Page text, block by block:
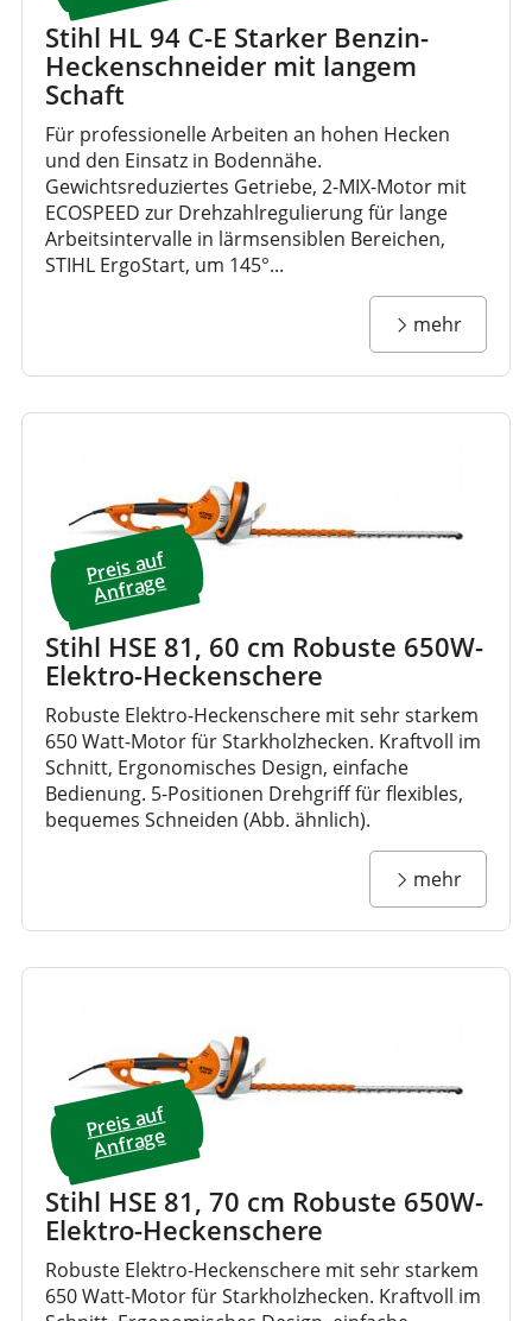
Stihl HL 94 C-E Starker Benzin-
Heckenschneider mit langem
Schaft
Für professionelle Arbeiten an hohen Hecken
und den Einsatz in Bodennähe.
Gewichtsreduziertes Getriebe, 2-MIX-Motor mit
ECOSPEED zur Drehzahlregulierung für lange
Arbeitsintervalle in lärmsensiblen Bereichen,
STIHL ErgoStart, um 145°...
mehr
Preis a
uf
A
nfrage
Stihl HSE 81, 60 cm Robuste 650W-
Elektro-Heckenschere
Robuste Elektro-Heckenschere mit sehr starkem
650 Watt-Motor für Starkholzhecken. Kraftvoll im
Schnitt, Ergonomisches Design, einfache
Bedienung. 5-Positionen Drehgriff für flexibles,
bequemes Schneiden (Abb. ähnlich).
mehr
Preis a
uf
A
nfrage
Stihl HSE 81, 70 cm Robuste 650W-
Elektro-Heckenschere
Robuste Elektro-Heckenschere mit sehr starkem
650 Watt-Motor für Starkholzhecken. Kraftvoll im